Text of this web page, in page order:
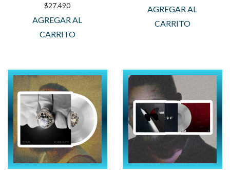
$27.490
AGREGAR AL
CARRITO
AGREGAR AL
CARRITO